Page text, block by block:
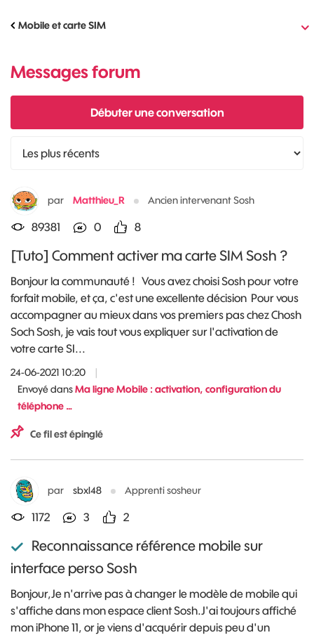
Mobile et carte SIM
Messages forum
Débuter une conversation
[Tuto] Comment activer ma carte SIM Sosh ?
Bonjour la communauté ! Vous avez choisi Sosh pour votre
forfait mobile, et ça, c'est une excellente décision Pour vous
accompagner au mieux dans vos premiers pas chez Chosh
Soch Sosh, je vais tout vous expliquer sur l'activation de
votre carte SI...
24-06-2021 10:20
|
Envoyé dansMa ligne Mobile : activation, configuration du
téléphone …
Ce fil est épinglé
par Matthieu_R Ancien intervenant Sosh
89381 0 8
Reconnaissance référence mobile sur
interface perso Sosh
Bonjour,Je n'arrive pas à changer le modèle de mobile qui
s'affiche dans mon espace client Sosh.J'ai toujours affiché
mon iPhone 11, or je viens d'acquérir depuis peu d'un
par sbxl48 Apprenti sosheur
1172 3 2